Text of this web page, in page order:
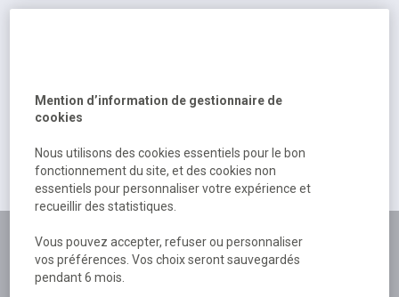
500
excuser pour la gêne occasionée.
Retour Retour à l'accueil
Plus de 180 personnes
à votre écoute
Plus de 80 000 références
Mention d’information de gestionnaire de
cookies
Nous utilisons des cookies essentiels pour le bon
fonctionnement du site, et des cookies non
essentiels pour personnaliser votre expérience et
recueillir des statistiques.
Vous pouvez accepter, refuser ou personnaliser
vos préférences. Vos choix seront sauvegardés
pendant 6 mois.